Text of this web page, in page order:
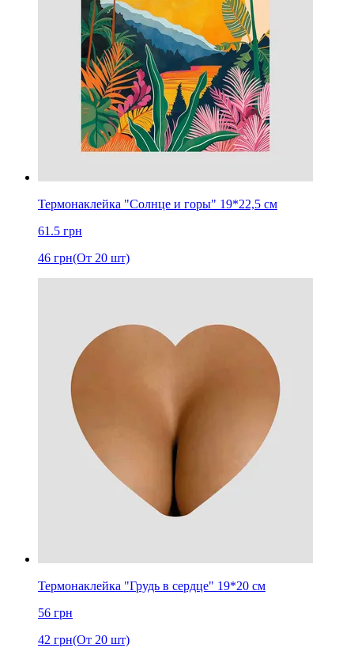
Термонаклейка "Солнце и горы" 19*22,5 см
61.5 грн
46 грн(От 20 шт)
Термонаклейка "Грудь в сердце" 19*20 см
56 грн
42 грн(От 20 шт)